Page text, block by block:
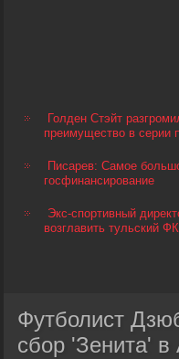
Голден Стэйт
преимущество в
Писарев: Самое
госфинансирование
Экс-спортивный
возглавить тульский
Футболист
сбор 'Зенита' в